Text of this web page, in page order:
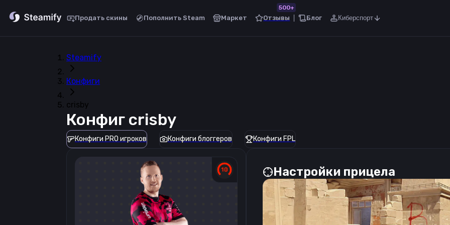
Продать скины Пополнить Steam Маркет Отзывы
500+
Блог Киберспорт
Steamify
Конфиги
crisby
Конфиг crisby
Конфиги PRO игроков Конфиги блоггеров Конфиги FPL
Настройки прицела